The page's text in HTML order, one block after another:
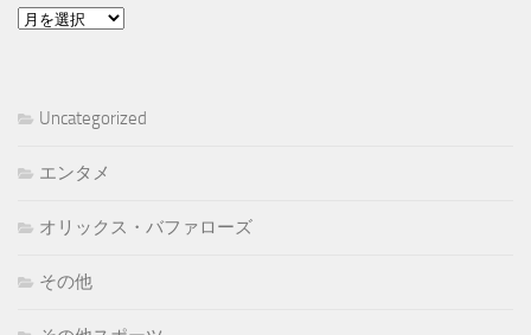
ア
ブ
Uncategorized
エンタメ
オリックス・バファローズ
その他